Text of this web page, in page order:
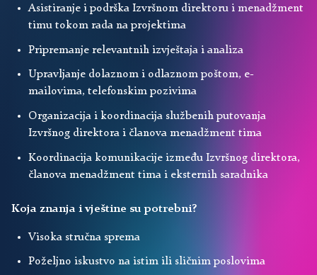
Asistiranje i podrška Izvršnom direktoru i menadžment
timu tokom rada na projektima
Pripremanje relevantnih izvještaja i analiza
Upravljanje dolaznom i odlaznom poštom, e-
mailovima, telefonskim pozivima
Organizacija i koordinacija službenih putovanja
Izvršnog direktora i članova menadžment tima
Koordinacija komunikacije između Izvršnog direktora,
članova menadžment tima i eksternih saradnika
Koja znanja i vještine su potrebni?
Visoka stručna sprema
Poželjno iskustvo na istim ili sličnim poslovima